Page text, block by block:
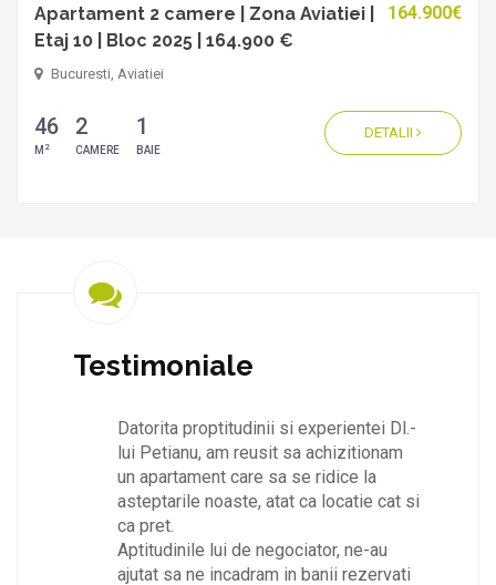
Apartament 2 camere | Zona Aviatiei |
Etaj 10 | Bloc 2025 | 164.900 €
164.900€
Bucuresti, Aviatiei
46
M 2
2
CAMERE
1
BAIE
DETALII
Testimoniale
si experientei Dl.-
am reusit sa achizitionam
care sa se ridice la
atat ca locatie cat si
de negociator, ne-au
incadram in banii rezervati
Colaborarea cu Ionut, a fost
frumoasa si fructuoasa. Nu
asteptam ca solicitarea mea
rezolvata asa de repede, dar,
am reusit sa vand rapid acest
apartament. Pentru aceasta ii